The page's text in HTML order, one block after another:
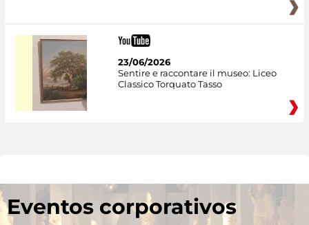
23/06/2026
Sentire e raccontare il museo: Liceo
Classico Torquato Tasso
Eventos corporativos